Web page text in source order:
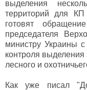
выделения
территорий для
готовят
председателя
министру Украины
контроля
лесного и
Как уже писал